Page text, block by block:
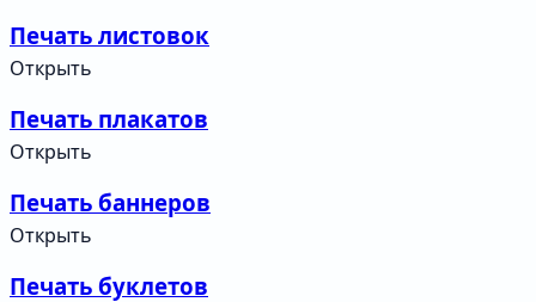
Печать листовок
Открыть
Печать плакатов
Открыть
Печать баннеров
Открыть
Печать буклетов